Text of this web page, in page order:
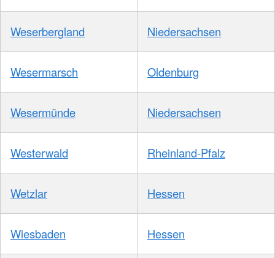
Weserbergland Niedersachsen
Wesermarsch Oldenburg
Wesermünde Niedersachsen
Westerwald Rheinland-Pfalz
Wetzlar Hessen
Wiesbaden Hessen